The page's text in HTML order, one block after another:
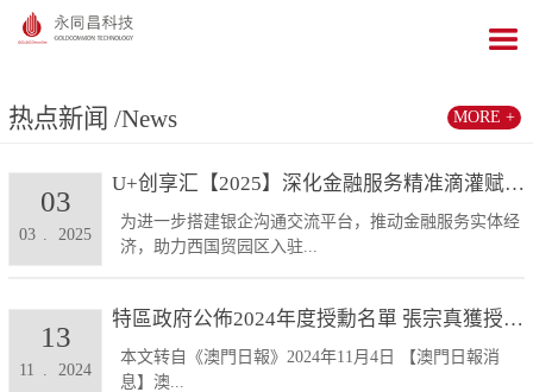
热点新闻 /News
U+创享汇【2025】深化金融服务精准滴灌赋能发展...
为进一步搭建银企沟通交流平台，推动金融服务实体经
济，助力西国贸园区入驻...
03 2025
03
特區政府公佈2024年度授勳名單 張宗真獲授予專業...
本文转自《澳門日報》2024年11月4日 【澳門日報消
息】澳...
11 2024
13
MORE +